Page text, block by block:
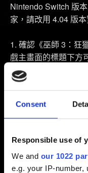
Consent
Responsible use of
We and our 1022
e.g. your IP-number,
Nintendo Switch 版
家，請改用 4.04 版
確認《巫師 3：狂
戲主畫面的標題下方
選擇「
依照畫面步驟，完
連動。
連動完成後，預設
想關閉：「 選項 」→「
開啟「讀取遊戲 」
的按鈕／按鍵。